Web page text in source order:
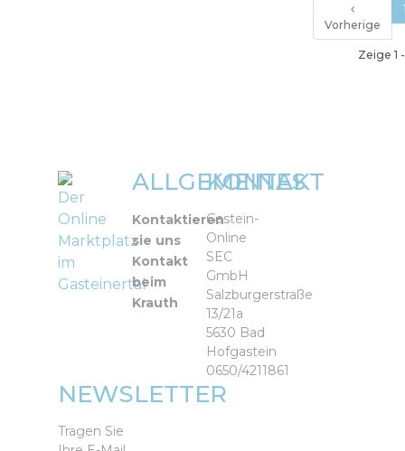
Vorherige
Zeige 1
Der
Online
Marktplatz
im
Gasteinertal
ALLGEMEINES
Kontaktieren
sie uns
Kontakt
beim
Krauth
KONTAKT
Gastein-
Online
SEC
GmbH
Salzburgerstraße
13/21a
5630 Bad
Hofgastein
0650/4211861
NEWSLETTER
Tragen Sie